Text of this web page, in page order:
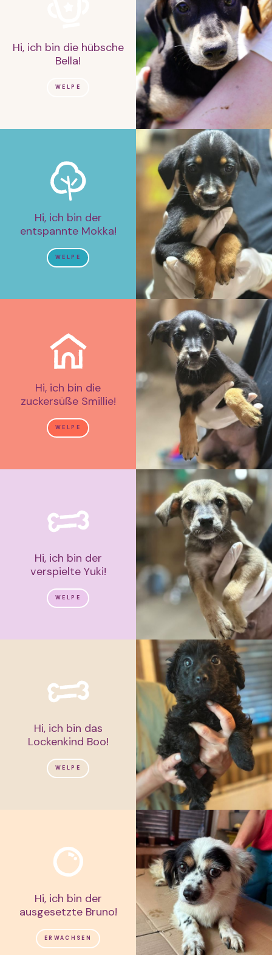
Hi, ich bin die hübsche
Bella!
WELPE
Hi, ich bin der
entspannte Mokka!
WELPE
Hi, ich bin die
zuckersüße Smillie!
WELPE
Hi, ich bin der
verspielte Yuki!
WELPE
Hi, ich bin das
Lockenkind Boo!
WELPE
Hi, ich bin der
ausgesetzte Bruno!
ERWACHSEN